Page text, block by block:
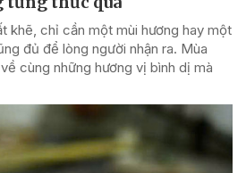
khẽ, chỉ cần một mùi hương hay một
đủ để lòng người nhận ra. Mùa
cùng những hương vị bình dị mà